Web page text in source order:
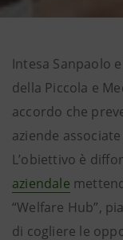
Intesa Sanpaolo
della Piccola e
accordo che
aziende associate
L’obiettivo è
aziendale
“Welfare Hub”,
di cogliere le